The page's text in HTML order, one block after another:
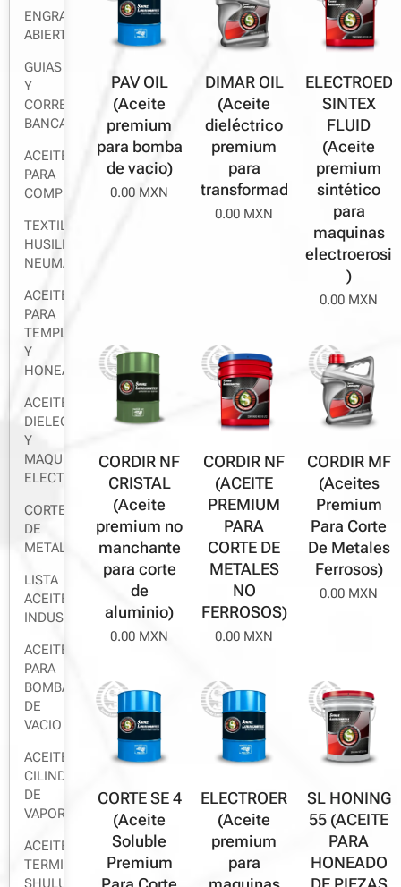
ENGRANES
ABIERTOS
GUIAS
Y
CORREDERAS,
BANCADAS
ACEITE
PARA
COMPRESOR
TEXTIL,
HUSILLOS,
NEUMATICO
ACEITE
PARA
TEMPLE
Y
HONEADO
ACEITE
DIELECTRICO
Y
MAQUINA
ELECTROEROSIONADORA
CORTE
DE
METALES
LISTA
ACEITES
INDUSTRIALES
ACEITE
PARA
BOMBA
DE
VACIO
ACEITE
CILINDROS
DE
VAPOR
ACEITE
TERMICO
PAV OIL
(Aceite
premium
para bomba
de vacio)
0.00 MXN
DIMAR OIL
(Aceite
dieléctrico
premium
para
transformador)
0.00 MXN
SINTEX
FLUID
(Aceite
premium
sintético
para
maquinas
)
0.00 MXN
CORDIR NF
CRISTAL
(Aceite
premium no
manchante
para corte
de
aluminio)
0.00 MXN
CORDIR NF
(ACEITE
PREMIUM
PARA
CORTE DE
METALES
NO
FERROSOS)
0.00 MXN
CORDIR MF
(Aceites
Premium
Para Corte
De Metales
Ferrosos)
0.00 MXN
CORTE SE 4
(Aceite
Soluble
Premium
ELECTROEROCOM
(Aceite
premium
para
SL HONING
55 (ACEITE
PARA
HONEADO